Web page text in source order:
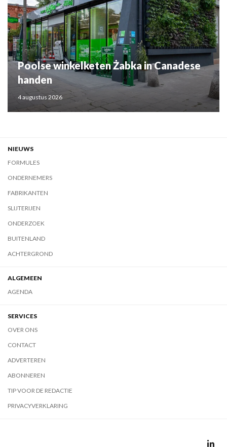
Poolse winkelketen Żabka in Canadese
handen
4 augustus 2026
NIEUWS
FORMULES
ONDERNEMERS
FABRIKANTEN
SLIJTERIJEN
ONDERZOEK
BUITENLAND
ACHTERGROND
ALGEMEEN
AGENDA
SERVICES
OVER ONS
CONTACT
ADVERTEREN
ABONNEREN
TIP VOOR DE REDACTIE
PRIVACYVERKLARING